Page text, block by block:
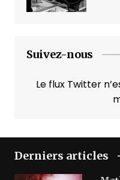
Suivez-nous
Le flux Twitter
Derniers articles